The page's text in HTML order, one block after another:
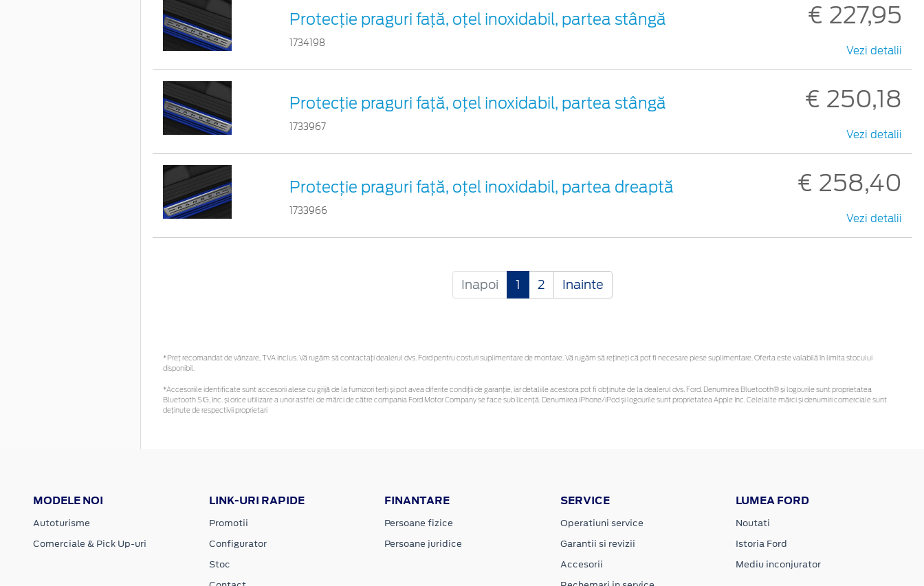
Protecţie praguri faţă, oţel inoxidabil, partea stângă
1734198
€ 227,95
Vezi detalii
Protecţie praguri faţă, oţel inoxidabil, partea stângă
1733967
€ 250,18
Vezi detalii
Protecţie praguri faţă, oţel inoxidabil, partea dreaptă
1733966
€ 258,40
Vezi detalii
Inapoi 1 2 Inainte
*Preţ recomandat de vânzare, TVA inclus. Vă rugăm să contactaţi dealerul dvs. Ford pentru costuri suplimentare de montare. Vă rugăm să rețineți că pot fi necesare piese suplimentare. Oferta este valabilă în limita stocului
disponibil.
*Accesoriile identificate sunt accesorii alese cu grijă de la furnizori terți și pot avea diferite condiții de garanție, iar detaliile acestora pot fi obținute de la dealerul dvs. Ford. Denumirea Bluetooth® și logourile sunt proprietatea
Bluetooth SIG, Inc. și orice utilizare a unor astfel de mărci de către compania Ford Motor Company se face sub licență. Denumirea iPhone/iPod și logourile sunt proprietatea Apple Inc. Celelalte mărci și denumiri comerciale sunt
deținute de respectivii proprietari
MODELE NOI
Autoturisme
Comerciale & Pick Up-uri
LINK-URI RAPIDE
Promotii
Configurator
Stoc
FINANTARE
Persoane fizice
Persoane juridice
SERVICE
Operatiuni service
Garantii si revizii
Accesorii
LUMEA FORD
Noutati
Istoria Ford
Mediu inconjurator